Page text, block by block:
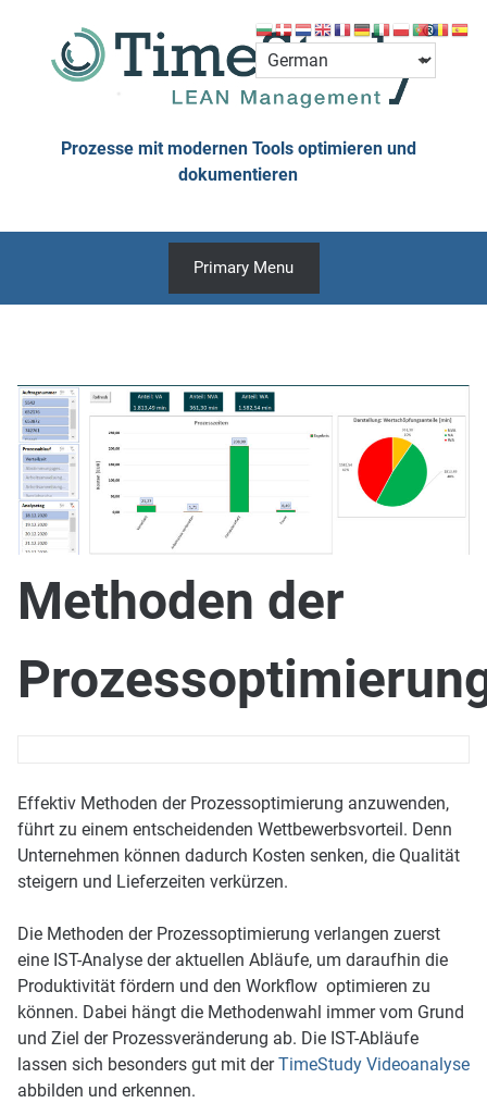
content
Prozesse mit modernen Tools optimieren und
dokumentieren
Primary Menu
Methoden der
Effektiv Methoden der Prozessoptimierung anzuwenden,
führt zu einem entscheidenden Wettbewerbsvorteil. Denn
Unternehmen können dadurch Kosten senken, die Qualität
steigern und Lieferzeiten verkürzen.
Die Methoden der Prozessoptimierung verlangen zuerst
eine IST-Analyse der aktuellen Abläufe, um daraufhin die
Produktivität fördern und den Workflow optimieren zu
können. Dabei hängt die Methodenwahl immer vom Grund
und Ziel der Prozessveränderung ab. Die IST-Abläufe
lassen sich besonders gut mit derTimeStudy Videoanalyse
abbilden und erkennen.